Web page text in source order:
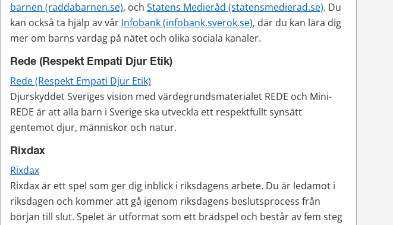
barnen (raddabarnen.se), och Statens Medieråd (statensmedierad.se). Du
kan också ta hjälp av vår Infobank (infobank.sverok.se), där du kan lära dig
mer om barns vardag på nätet och olika sociala kanaler.
Rede (Respekt Empati Djur Etik)
Rede (Respekt Empati Djur Etik)
Djurskyddet Sveriges vision med värdegrundsmaterialet REDE och Mini-
REDE är att alla barn i Sverige ska utveckla ett respektfullt synsätt
gentemot djur, människor och natur.
Rixdax
Rixdax
Rixdax är ett spel som ger dig inblick i riksdagens arbete. Du är ledamot i
riksdagen och kommer att gå igenom riksdagens beslutsprocess från
början till slut. Spelet är utformat som ett brädspel och består av fem steg